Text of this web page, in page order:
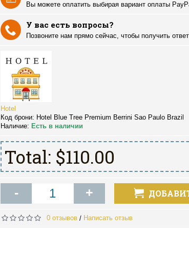
Вы можете оплатить выбирая вариант оплаты
У вас есть вопросы?
Позвоните нам прямо сейчас, чтобы получить
Hotel
Код брони: Hotel Blue Tree Premium Berrini Sao Paulo Brazil
Наличие: Есть в наличии
Total: $110.00
- +
0 отзывов / Написать отзыв